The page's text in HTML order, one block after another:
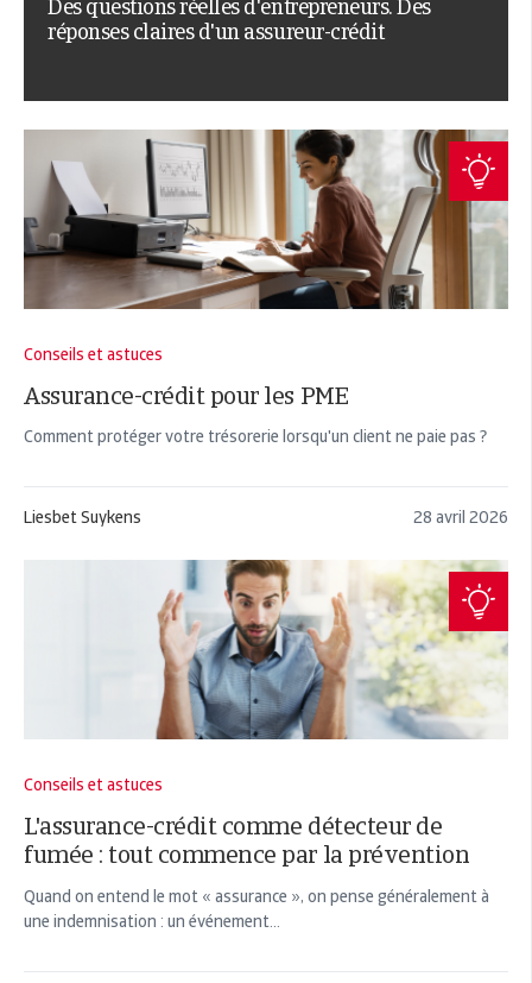
Des questions réelles d'entrepreneurs. Des
réponses claires d'un assureur-crédit
Conseils et astuces
Assurance-crédit pour les PME
Comment protéger votre trésorerie lorsqu'un client ne paie pas ?
Liesbet Suykens 28 avril 2026
Conseils et astuces
L'assurance-crédit comme détecteur de
fumée : tout commence par la prévention
Quand on entend le mot « assurance », on pense généralement à
une indemnisation : un événement...